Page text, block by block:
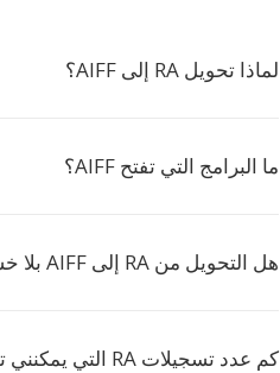
لماذا تحويل RA إلى AIFF؟
ما البرامج التي تفتح AIFF؟
هل التحويل من RA إلى AIFF بلا خسارة؟
كم عدد تسجيلات RA التي يمكنني تحويلها دفعة واحدة؟